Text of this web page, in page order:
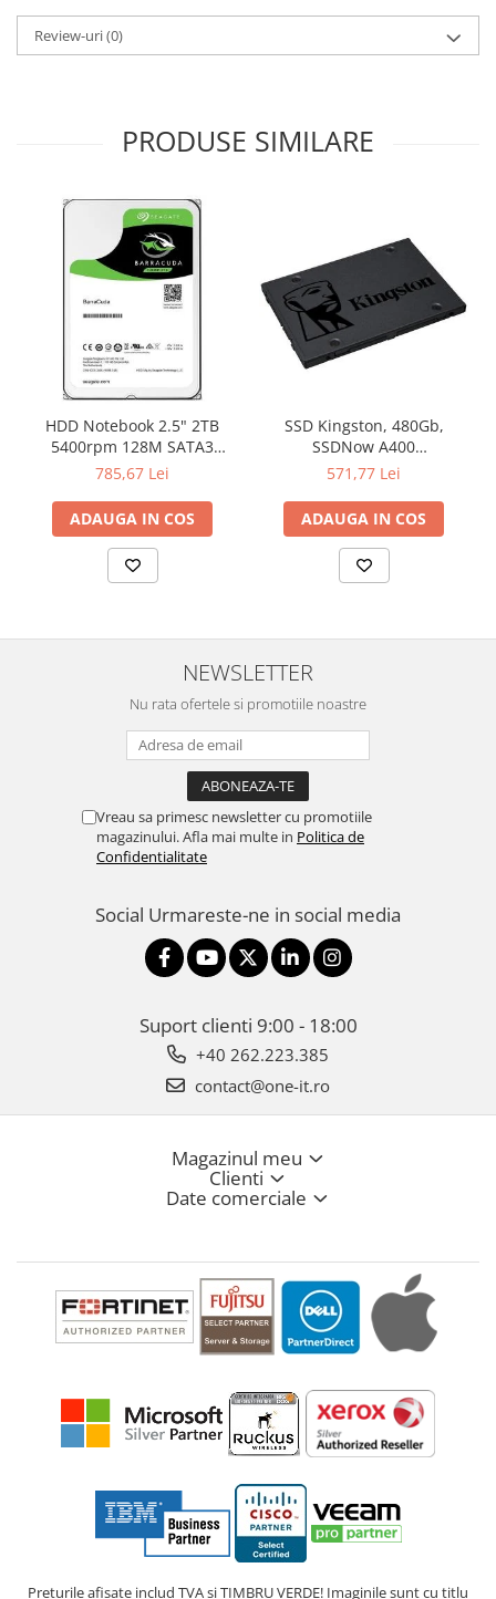
Review-uri(0)
PRODUSE SIMILARE
HDD Notebook 2.5" 2TB
5400rpm 128M SATA3
SEAGATE
785,67 Lei
ADAUGA IN COS
SSD Kingston, 480Gb,
SSDNow A400
"SA400S37/480G"
571,77 Lei
ADAUGA IN COS
NEWSLETTER
Nu rata ofertele si promotiile noastre
Vreau sa primesc newsletter cu promotiile
magazinului. Afla mai multe in Politica de
Confidentialitate
Social Urmareste-ne in social media
Suport clienti 9:00 - 18:00
+40 262.223.385
contact@one-it.ro
Magazinul meu
Clienti
Date comerciale
Prețurile afișate includ TVA și TIMBRU VERDE! Imaginile sunt cu titlu